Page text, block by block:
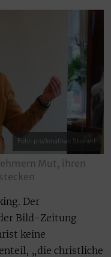
Foto: pro/Jonathan Steinert
Mut, ihren
Der
Bild-Zeitung
keine
„die christliche